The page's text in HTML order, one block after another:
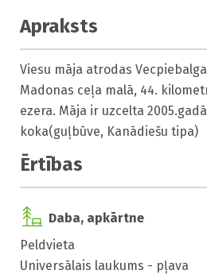
Apraksts
Viesu māja atrodas
Madonas ceļa malā, 44.
ezera. Māja ir uzcelta
koka(guļbūve, Kanādiešu tipa)
Ērtības
Daba, apkārtne
Peldvieta
Universālais laukums - pļava